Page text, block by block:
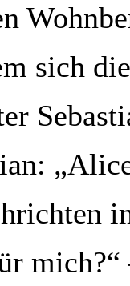
sich
mich?“